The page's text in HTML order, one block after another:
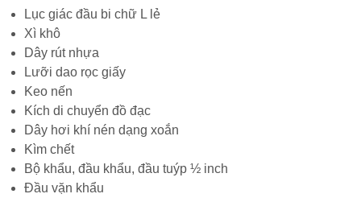
Lục giác đầu bi chữ L lẻ
Xì khô
Dây rút nhựa
Lưỡi dao rọc giấy
Keo nến
Kích di chuyển đồ đạc
Dây hơi khí nén dạng xoắn
Kìm chết
Bộ khẩu, đầu khẩu, đầu tuýp ½ inch
Đầu vặn khẩu